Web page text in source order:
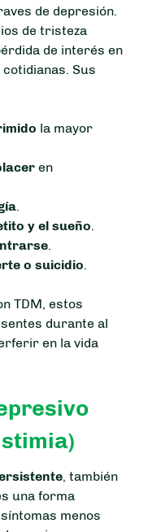
de depresión.
de tristeza
de interés en
Sus
la mayor
en
.
y el sueño.
.
o suicidio.
TDM, estos
durante al
en la vida
, también
una forma
menos